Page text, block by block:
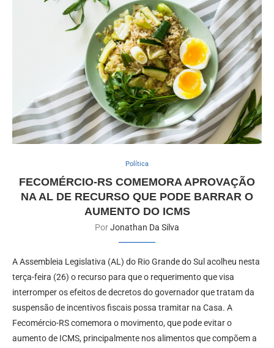
Política
FECOMÉRCIO-RS COMEMORA APROVAÇÃO
NA AL DE RECURSO QUE PODE BARRAR O
AUMENTO DO ICMS
PorJonathan Da Silva
A Assembleia Legislativa (AL) do Rio Grande do Sul acolheu nesta
terça-feira (26) o recurso para que o requerimento que visa
interromper os efeitos de decretos do governador que tratam da
suspensão de incentivos fiscais possa tramitar na Casa. A
Fecomércio-RS comemora o movimento, que pode evitar o
aumento de ICMS, principalmente nos alimentos que compõem a